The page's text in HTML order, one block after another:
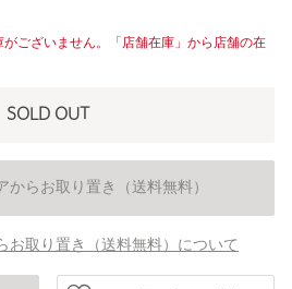
ございません。「店舗在庫」から店舗の在
SOLD OUT
からお取り置き（送料無料）
お取り置き（送料無料）について